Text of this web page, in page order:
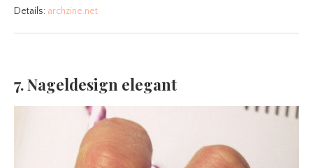
Details: archzine.net
7. Nageldesign elegant